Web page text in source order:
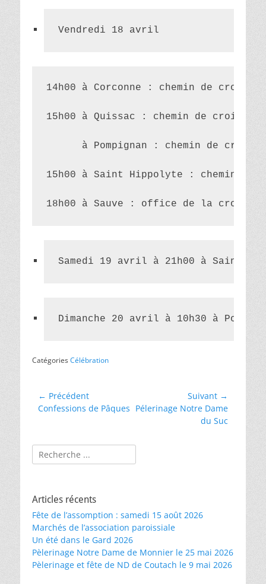
Vendredi 18 avril
14h00 à Corconne : chemin de croix
15h00 à Quissac : chemin de croix
      à Pompignan : chemin de croix
15h00 à Saint Hippolyte : chemin de
18h00 à Sauve : office de la croix
Samedi 19 avril à 21h00 à Saint
Dimanche 20 avril à 10h30 à
CatégoriesCélébration
Navigation
de
← Précédent
Article
Confessions de Pâques
Suivant →
Article
Pélerinage Notre Dame
du Suc
Rechercher :
Articles récents
Fête de l’assomption : samedi 15 août 2026
Marchés de l’association paroissiale
Un été dans le Gard 2026
Pèlerinage Notre Dame de Monnier le 25 mai 2026
Pèlerinage et fête de ND de Coutach le 9 mai 2026